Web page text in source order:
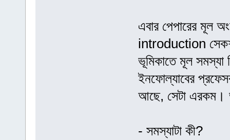
এবার পেপারের মূল
introduction
ভূমিকাতে মূল সমস্যা
ইনফোল্যাবের
আছে, সেটা এরকম।
- সমস্যাটা কী?